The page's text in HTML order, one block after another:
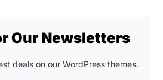
Our Newsletters
deals on our WordPress themes.